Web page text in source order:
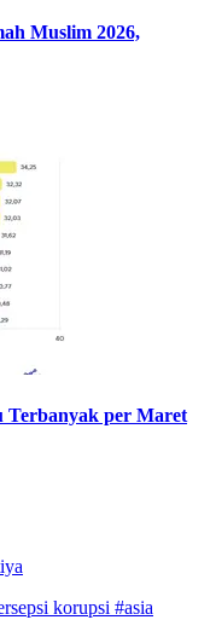
Muslim 2026,
Terbanyak per Maret
korupsi #asia